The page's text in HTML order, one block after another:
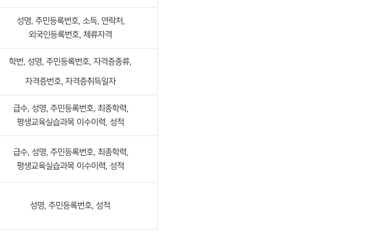
성명, 주민등록번호, 소득, 연락처,
외국인등록번호, 체류자격
학번, 성명, 주민등록번호, 자격증종류,
자격증번호, 자격증취득일자
급수, 성명, 주민등록번호, 최종학력,
평생교육실습과목 이수이력, 성적
급수, 성명, 주민등록번호, 최종학력,
평생교육실습과목 이수이력, 성적
성명, 주민등록번호, 성적